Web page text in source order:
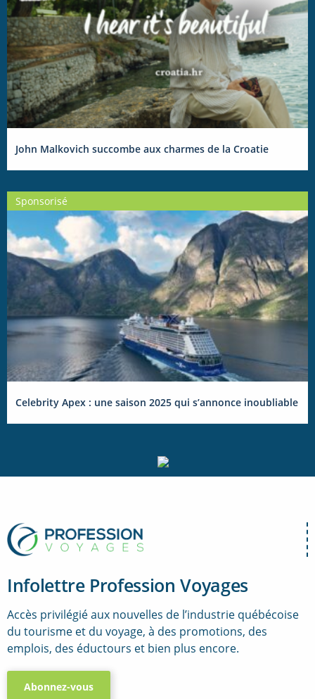
John Malkovich succombe aux charmes de la Croatie
Sponsorisé
Celebrity Apex : une saison 2025 qui s’annonce inoubliable
Infolettre Profession Voyages
Accès privilégié aux nouvelles de l’industrie québécoise
du tourisme et du voyage, à des promotions, des
emplois, des éductours et bien plus encore.
Abonnez-vous